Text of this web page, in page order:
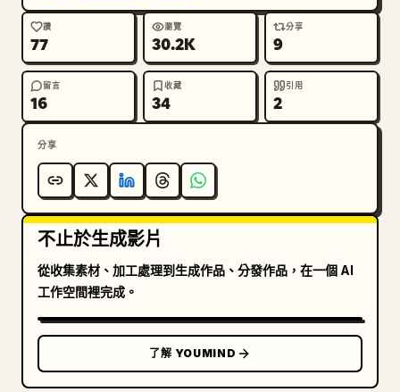
讚
77
瀏覽
30.2K
分享
9
留言
16
收藏
34
引用
2
分享
不止於生成影片
從收集素材、加工處理到生成作品、分發作品，在一個 AI
工作空間裡完成。
了解 YOUMIND